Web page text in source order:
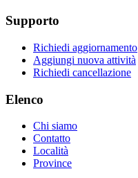
Supporto
Richiedi aggiornamento
Aggiungi nuova attività
Richiedi cancellazione
Elenco
Chi siamo
Contatto
Località
Province